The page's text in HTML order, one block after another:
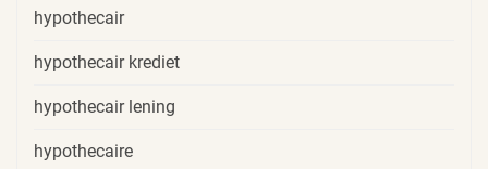
hypothecair
hypothecair krediet
hypothecair lening
hypothecaire